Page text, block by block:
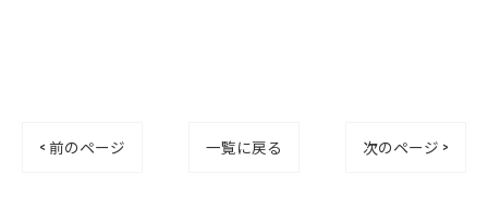
< 前のページ 一覧に戻る 次のページ >